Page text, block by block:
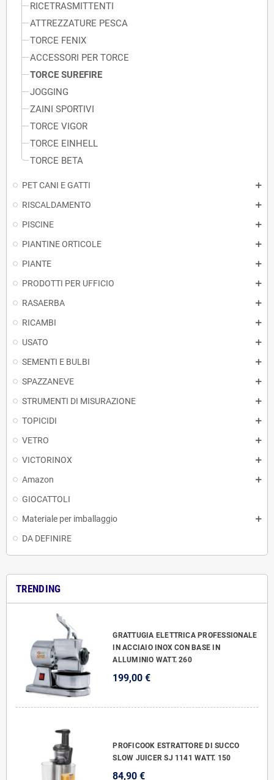
RICETRASMITTENTI
ATTREZZATURE PESCA
TORCE FENIX
ACCESSORI PER TORCE
TORCE SUREFIRE
JOGGING
ZAINI SPORTIVI
TORCE VIGOR
TORCE EINHELL
TORCE BETA
PET CANI E GATTI
RISCALDAMENTO
PISCINE
PIANTINE ORTICOLE
PIANTE
PRODOTTI PER UFFICIO
RASAERBA
RICAMBI
USATO
SEMENTI E BULBI
SPAZZANEVE
STRUMENTI DI MISURAZIONE
TOPICIDI
VETRO
VICTORINOX
Amazon
GIOCATTOLI
Materiale per imballaggio
DA DEFINIRE
TRENDING
GRATTUGIA ELETTRICA PROFESSIONALE
IN ACCIAIO INOX CON BASE IN
ALLUMINIO WATT. 260
199,00 €
PROFICOOK ESTRATTORE DI SUCCO
SLOW JUICER SJ 1141 WATT. 150
84,90 €